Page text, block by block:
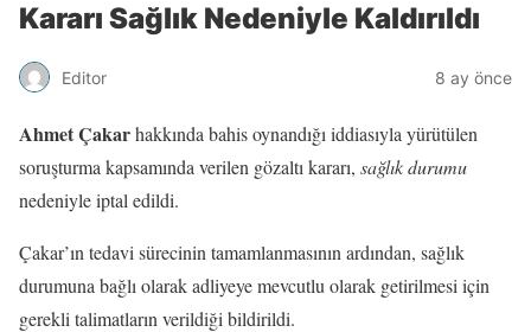
Kararı Sağlık Nedeniyle Kaldırıldı
Editor 8 ay önce
Ahmet Çakarhakkında bahis oynandığı iddiasıyla yürütülen
soruşturma kapsamında verilen gözaltı kararı, sağlık durumu
nedeniyle iptal edildi.
Çakar’ın tedavi sürecinin tamamlanmasının ardından, sağlık
durumuna bağlı olarak adliyeye mevcutlu olarak getirilmesi için
gerekli talimatların verildiği bildirildi.